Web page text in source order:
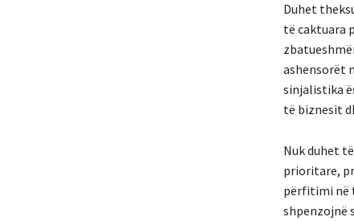
Duhet
të caktuara
ashensorët
sinjalistika
të biznesit
Nuk duhet
prioritare,
përfitimi në
shpenzojnë